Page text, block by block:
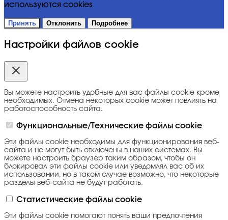
используются cookies
Принять Отклонить Подробнее
Настройки файлов cookie
Вы можете настроить удобные для вас файлы cookie кроме
необходимых. Отмена некоторых cookie может повлиять на
работоспособность сайта.
Функциональные/Технические файлы cookie
Эти файлы cookie необходимы для функционирования веб-
сайта и не могут быть отключены в наших системах. Вы
можете настроить браузер таким образом, чтобы он
блокировал эти файлы cookie или уведомлял вас об их
использовании, но в таком случае возможно, что некоторые
разделы веб-сайта не будут работать.
Статистические файлы cookie
Эти файлы cookie помогают понять ваши предпочтения